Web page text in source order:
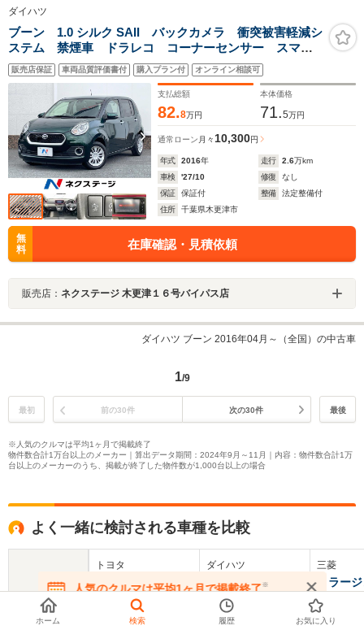
ダイハツ
ブーン 1.0 シルク SAII バックカメラ 衝突被害軽減シ
ステム 禁煙車 ドラレコ コーナーセンサー スマー
トキー LEDヘッド ビルトインETC オートエアコ
ン Bluetooth CD DVD再生 フルセグ
販売店保証 車両品質評価書付 購入プラン付 オンライン相談可
支払総額
82.8万円
本体価格
71.5万円
通常ローン 月々10,300円
年式 2016年 走行 2.6万km
車検
'27/10 修復
なし
保証
保証付 整備
法定整備付
住所
千葉県木更津市
無
料
在庫確認・見積依頼
販売店： ネクステージ 木更津１６号バイパス店
ダイハツ ブーン 2016年04月～（全国）の中古車
1/9
最初 前の30件 次の30件 最後
※人気のクルマは平均1ヶ月で掲載終了
物件数合計1万台以上のメーカー｜算出データ期間：2024年9月～11月｜内容：物件数合計1万
台以上のメーカーのうち、掲載が終了した物件数が1,000台以上の場合
よく一緒に検討される車種を比較
基本情報
トヨタ
パッソ
ダイハツ
ストーリア
三菱
ミラー
人気のクルマは平均1ヶ月で掲載終了※
在庫が無くなる前にお問い合わせください
ホーム 検索 履歴 お気に入り